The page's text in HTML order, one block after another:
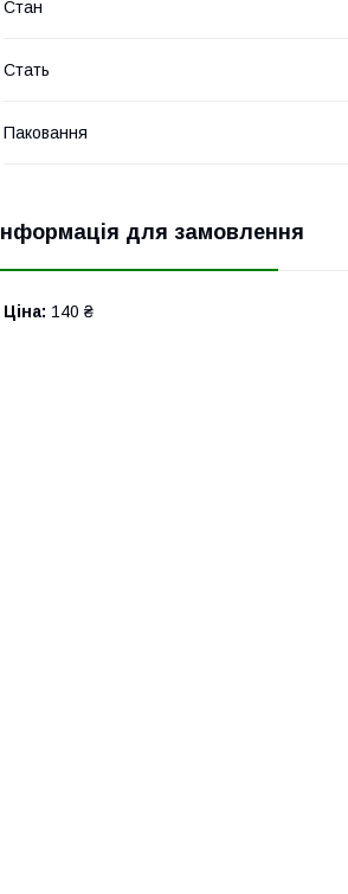
Стан
Стать
Паковання
Інформація для замовлення
Ціна: 140 ₴